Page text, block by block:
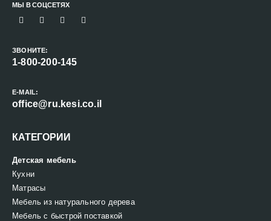
МЫ В СОЦСЕТЯХ
ЗВОНИТЕ:
1-800-200-145
E-MAIL:
office@ru.kesi.co.il
КАТЕГОРИИ
Детская мебель
Кухни
Матрасы
Мебель из натурального дерева
Мебель с быстрой поставкой